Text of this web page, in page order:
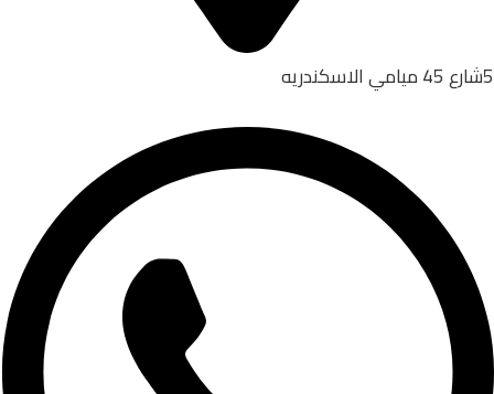
5شارع 45 ميامي الاسكندريه